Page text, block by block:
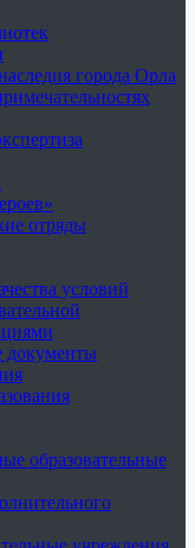
города Орла
отряды
условий
документы
образовательные